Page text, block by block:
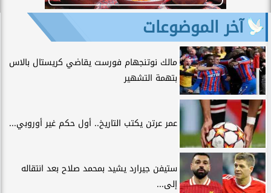
آخر الموضوعات
مالك نوتنجهام فورست يقاضي كريستال بالاس
بتهمة التشهير
عمر عرتن يكتب التاريخ.. أول حكم غير أوروبي...
ستيفن جيرارد يشيد بمحمد صلاح بعد انتقاله
إلى...